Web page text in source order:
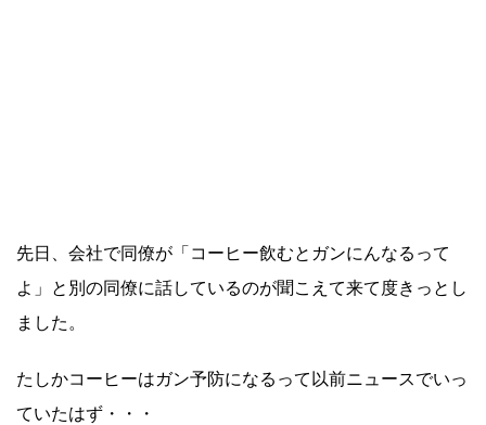
先日、会社で同僚が「コーヒー飲むとガンにんなるって
よ」と別の同僚に話しているのが聞こえて来て度きっとし
ました。
たしかコーヒーはガン予防になるって以前ニュースでいっ
ていたはず・・・